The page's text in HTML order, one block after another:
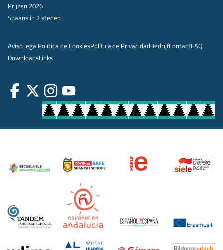
Prijzen 2026
Spaans in 2 steden
Aviso legalPolítica de CookiesPolítica de PrivacidadBedrijfContactFAQ
DownloadsLinks